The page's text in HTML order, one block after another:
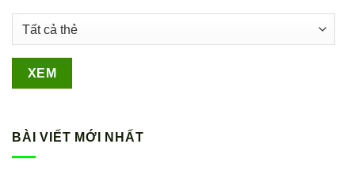
BÀI VIẾT MỚI NHẤT